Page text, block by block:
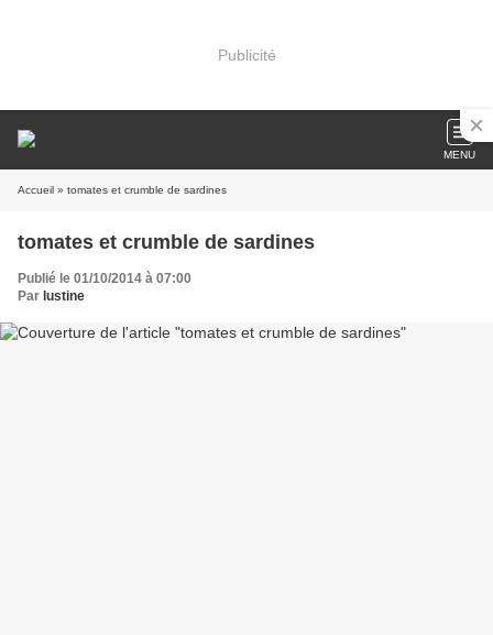
Publicité
MENU
Accueil » tomates et crumble de sardines
tomates et crumble de sardines
Publié le 01/10/2014 à 07:00
Par lustine